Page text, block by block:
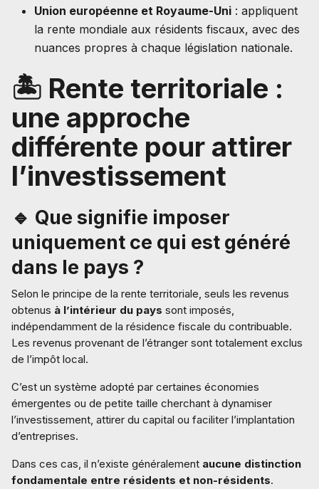
Union européenne et Royaume-Uni : appliquent
la rente mondiale aux résidents fiscaux, avec des
nuances propres à chaque législation nationale.
🏝️ Rente territoriale :
une approche
différente pour attirer
l’investissement
🔹 Que signifie imposer
uniquement ce qui est généré
dans le pays ?
Selon le principe de la rente territoriale, seuls les revenus
obtenus à l’intérieur du pays sont imposés,
indépendamment de la résidence fiscale du contribuable.
Les revenus provenant de l’étranger sont totalement exclus
de l’impôt local.
C’est un système adopté par certaines économies
émergentes ou de petite taille cherchant à dynamiser
l’investissement, attirer du capital ou faciliter l’implantation
d’entreprises.
Dans ces cas, il n’existe généralement aucune distinction
fondamentale entre résidents et non-résidents.